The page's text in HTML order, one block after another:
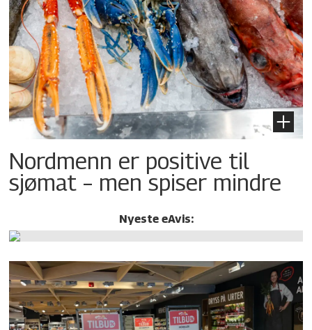
Nordmenn er positive til
sjømat – men spiser mindre
Nyeste eAvis: